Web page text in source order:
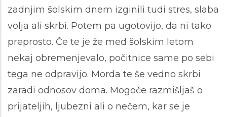
zadnjim šolskim dnem izginili tudi stres, slaba
volja ali skrbi. Potem pa ugotovijo, da ni tako
preprosto. Če te je že med šolskim letom
nekaj obremenjevalo, počitnice same po sebi
tega ne odpravijo. Morda te še vedno skrbi
zaradi odnosov doma. Mogoče razmišljaš o
prijateljih, ljubezni ali o nečem, kar se je